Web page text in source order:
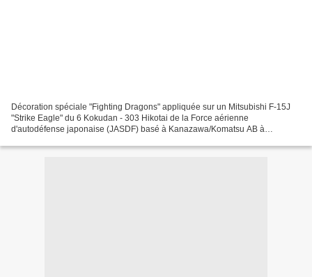
Décoration spéciale "Fighting Dragons" appliquée sur un Mitsubishi F-15J
"Strike Eagle" du 6 Kokudan - 303 Hikotai de la Force aérienne
d'autodéfense japonaise (JASDF) basé à Kanazawa/Komatsu AB à